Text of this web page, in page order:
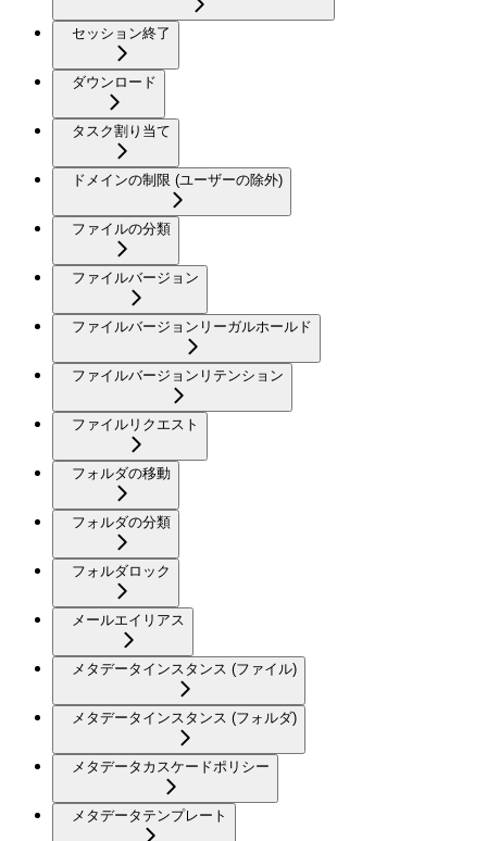
セッション終了
ダウンロード
タスク割り当て
ドメインの制限 (ユーザーの除外)
ファイルの分類
ファイルバージョン
ファイルバージョンリーガルホールド
ファイルバージョンリテンション
ファイルリクエスト
フォルダの移動
フォルダの分類
フォルダロック
メールエイリアス
メタデータインスタンス (ファイル)
メタデータインスタンス (フォルダ)
メタデータカスケードポリシー
メタデータテンプレート